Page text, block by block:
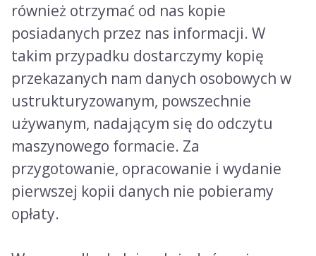
również otrzymać od nas kopie
posiadanych przez nas informacji. W
takim przypadku dostarczymy kopię
przekazanych nam danych osobowych w
ustrukturyzowanym, powszechnie
używanym, nadającym się do odczytu
maszynowego formacie. Za
przygotowanie, opracowanie i wydanie
pierwszej kopii danych nie pobieramy
opłaty.